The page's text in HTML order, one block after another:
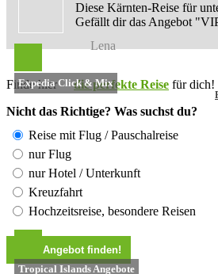
Diese Kärnten-Reise für
Gefällt dir das Angebot
Lena
Finde hier die perfekte Reise für dich!
Nicht das Richtige? Was suchst du?
Reise mit Flug / Pauschalreise
nur Flug
nur Hotel / Unterkunft
Kreuzfahrt
Hochzeitsreise, besondere Reisen
Expedia Click & Mix
Tropical Islands Angebote